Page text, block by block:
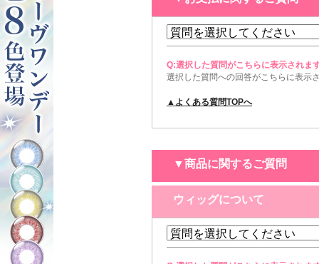
Q:選択した質問がこちらに表示されま
選択した質問への回答がこちらに表示
▲よくある質問TOPへ
▼商品に関するご質問
ウィッグについて